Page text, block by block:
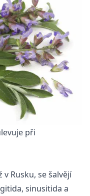
při
Rusku, se šalvějí
sinusitida a